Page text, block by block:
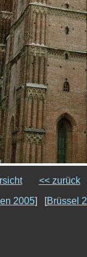
<< zurück
2005] [Brüssel